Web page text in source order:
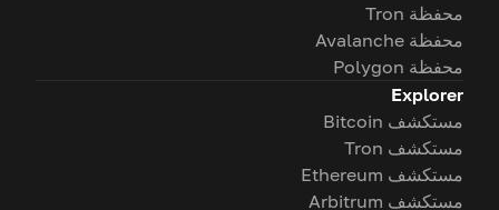
محفظة Tron
محفظة Avalanche
محفظة Polygon
Explorer
مستكشف Bitcoin
مستكشف Tron
مستكشف Ethereum
مستكشف Arbitrum